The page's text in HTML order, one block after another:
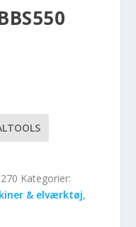
Kategorier:
& elværktøj,